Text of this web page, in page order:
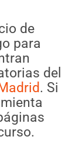
de
para
del
. Si